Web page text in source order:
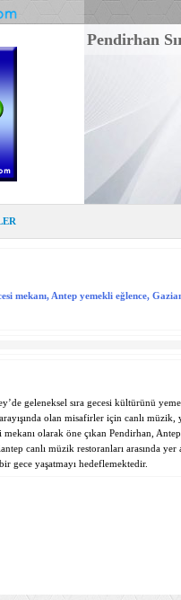
Pendirhan
mekanı, Antep yemekli eğlence,
geleneksel sıra gecesi kültürünü
arayışında olan misafirler için canlı
mekanı olarak öne çıkan Pendirhan,
canlı müzik restoranları arasında
gece yaşatmayı hedeflemektedir.